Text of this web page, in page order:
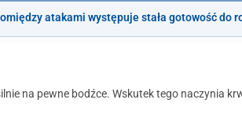
atakami występuje stała gotowość do
na pewne bodźce. Wskutek tego naczynia